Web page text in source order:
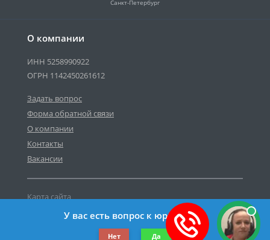
О компании
ИНН 5258990922
ОГРН 1142450261612
Задать вопрос
Форма обратной связи
О компании
Контакты
Вакансии
©2019-2026 Все права защищены.
Карта сайта
Политика персональных данных
Санкт-Петербург
У вас есть вопрос к юристу?
Нет Да